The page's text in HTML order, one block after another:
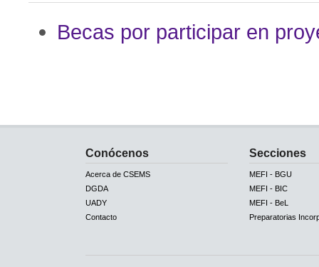
Becas por participar en
Conócenos
Acerca de CSEMS
DGDA
UADY
Contacto
Secciones
MEFI - BGU
MEFI - BIC
MEFI - BeL
Preparatorias